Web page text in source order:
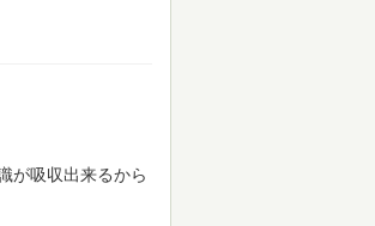
が吸収出来るから